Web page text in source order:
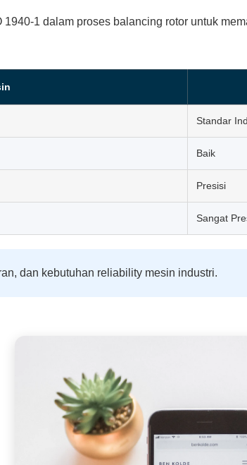
1 dalam proses balancing rotor untuk
Standar
Baik
Presisi
Sangat
dan kebutuhan reliability mesin industri.